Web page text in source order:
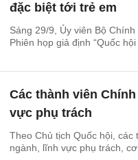
đặc biệt tới trẻ em
Sáng 29/9, Ủy viên Bộ
Phiên họp giả định “Quốc
Các thành viên
vực phụ trách
Theo Chủ tịch Quốc hội,
ngành, lĩnh vực phụ trách,